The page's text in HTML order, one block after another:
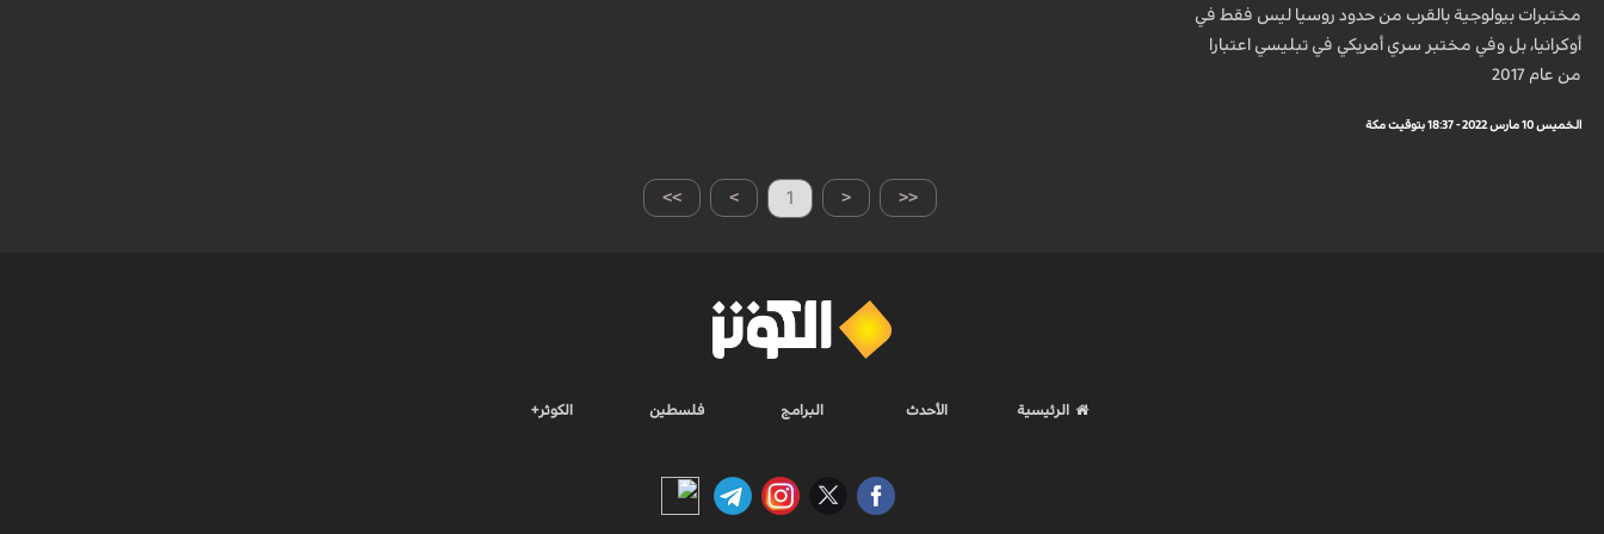
مختبرات بيولوجية بالقرب من حدود روسيا ليس فقط في
أوكرانيا، بل وفي مختبر سري أمريكي في تبليسي اعتبارا
من عام 2017
الخميس 10 مارس 2022 - 18:37 بتوقيت مكة
>> > 1 < <<
الرئيسية الأحدث البرامج فلسطين الكوثر+